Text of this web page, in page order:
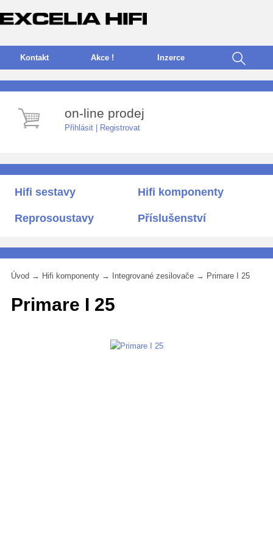
Kontakt Akce ! nzerce
on-line prodej
Přihlásit Registrovat
Hifi sestavy Hifi komponenty
Reprosoustavy Příslušenství
Úvod → Hifi komponenty → Integrované zesilovače → Primare I 25
Primare I 25